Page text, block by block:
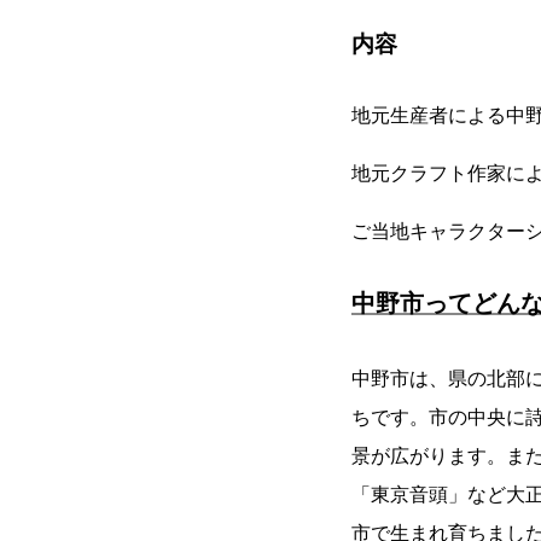
内容
地元生産者による中
地元クラフト作家に
ご当地キャラクター
中野市ってどん
中野市は、県の北部
ちです。市の中央に
景が広がります。ま
「東京音頭」など
市で生まれ育ちました